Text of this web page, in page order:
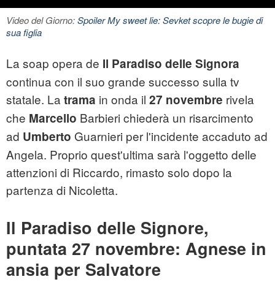
Video del Giorno:Spoiler My sweet lie: Sevket scopre le bugie di
sua figlia
La soap opera de Il Paradiso delle Signora
continua con il suo grande successo sulla tv
statale. La trama in onda il 27 novembre rivela
che Marcello Barbieri chiederà un risarcimento
ad Umberto Guarnieri per l'incidente accaduto ad
Angela. Proprio quest'ultima sarà l'oggetto delle
attenzioni di Riccardo, rimasto solo dopo la
partenza di Nicoletta.
Il Paradiso delle Signore,
puntata 27 novembre: Agnese in
ansia per Salvatore